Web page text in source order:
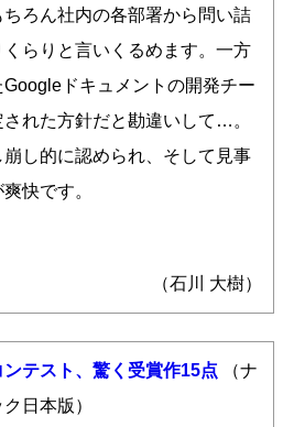
ろん社内の各部署から問い詰
らりと言いくるめます。一方
ドキュメントの開発チー
れた方針だと勘違いして…。
し的に認められ、そして見事
快です。
（石川 大樹）
テスト、驚く受賞作15点 （ナ
日本版）